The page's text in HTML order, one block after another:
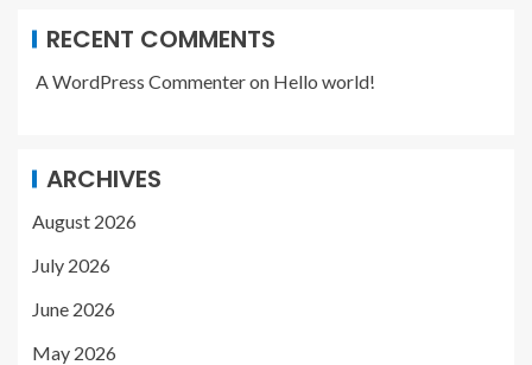
RECENT COMMENTS
A WordPress Commenteron Hello world!
ARCHIVES
August 2026
July 2026
June 2026
May 2026